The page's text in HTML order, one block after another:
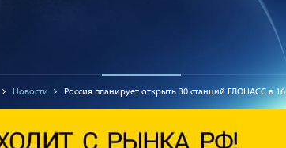
Новости Россия планирует открыть 30 станций ГЛОНАСС в